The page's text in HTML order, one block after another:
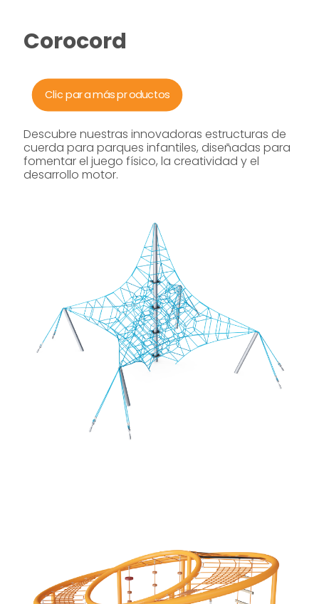
Corocord
Clic para más productos
Descubre nuestras innovadoras estructuras de
cuerda para parques infantiles, diseñadas para
fomentar el juego físico, la creatividad y el
desarrollo motor.